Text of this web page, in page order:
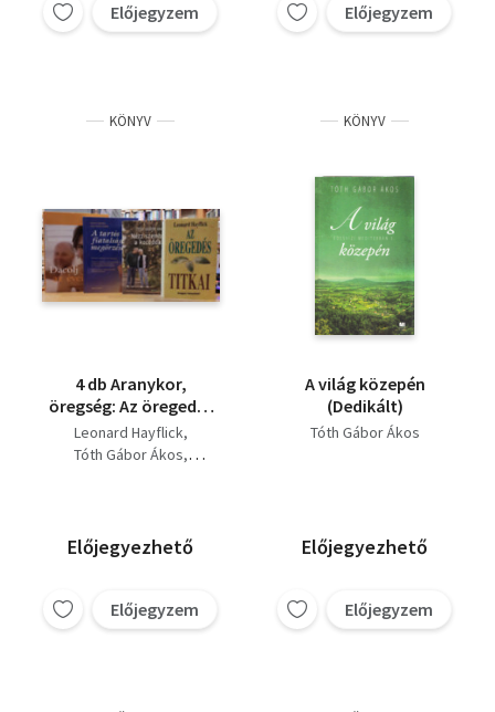
Előjegyzem Előjegyzem
KÖNYV
4 db Aranykor,
öregség: Az öregedés
titkai + Nézz szembe a
koroddal! + A tartós
Leonard Hayflick
Tóth Gábor Ákos
Előjegyezhető
Előjegyzem
KÖNYV
A világ közepén
(Dedikált)
Tóth Gábor Ákos
Előjegyezhető
Előjegyzem